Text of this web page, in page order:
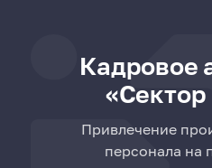
Привлечение
персонала на
Кадровое